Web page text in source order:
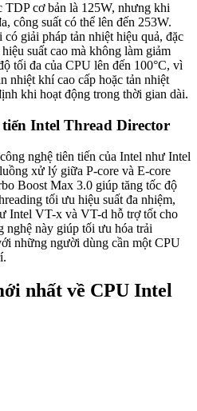
cơ bản là 125W, nhưng khi
công suất có thể lên đến 253W.
giải pháp tản nhiệt hiệu quả, đặc
suất cao mà không làm giảm
tối đa của CPU lên đến 100°C, vì
nhiệt khí cao cấp hoặc tản nhiệt
khi hoạt động trong thời gian dài.
Intel Thread Director
nghệ tiên tiến của Intel như Intel
xử lý giữa P-core và E-core
Boost Max 3.0 giúp tăng tốc độ
tối ưu hiệu suất đa nhiệm,
Intel VT-x và VT-d hỗ trợ tốt cho
nghệ này giúp tối ưu hóa trải
những người dùng cần một CPU
nhất về CPU Intel